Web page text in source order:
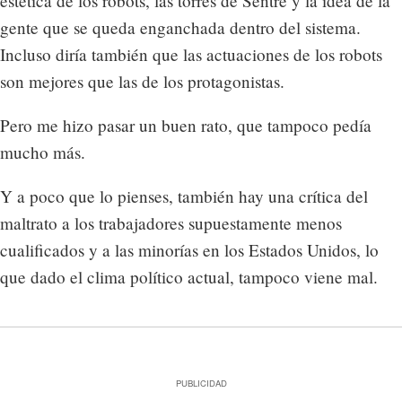
gente que se queda enganchada dentro del sistema.
Incluso diría también que las actuaciones de los robots
son mejores que las de los protagonistas.
Pero me hizo pasar un buen rato, que tampoco pedía
mucho más.
Y a poco que lo pienses, también hay una crítica del
maltrato a los trabajadores supuestamente menos
cualificados y a las minorías en los Estados Unidos, lo
que dado el clima político actual, tampoco viene mal.
PUBLICIDAD